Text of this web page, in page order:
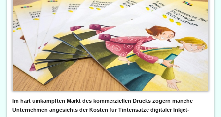
Im hart umkämpften Markt des kommerziellen Drucks zögern manche
Unternehmen angesichts der Kosten für Tintensätze digitaler Inkjet-